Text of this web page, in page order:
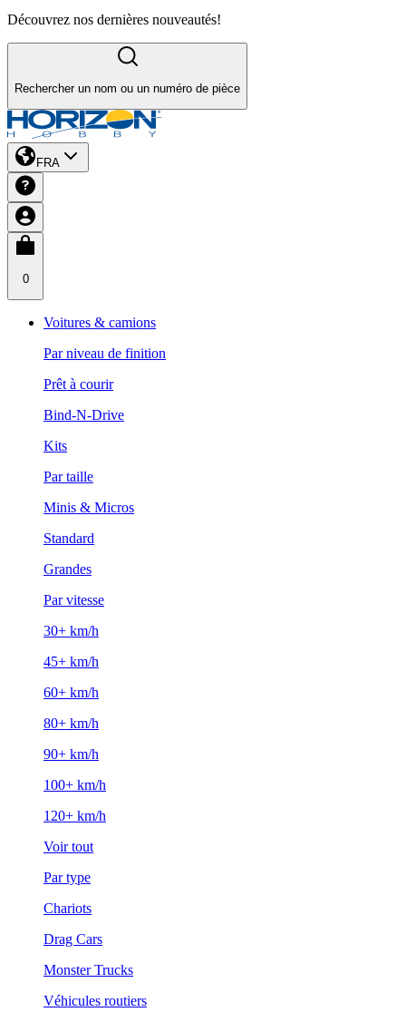
Découvrez nos dernières nouveautés!
Rechercher un nom ou un numéro de pièce
FRA
0
Voitures & camions
Par niveau de finition
Prêt à courir
Bind-N-Drive
Kits
Par taille
Minis & Micros
Standard
Grandes
Par vitesse
30+ km/h
45+ km/h
60+ km/h
80+ km/h
90+ km/h
100+ km/h
120+ km/h
Voir tout
Par type
Chariots
Drag Cars
Monster Trucks
Véhicules routiers